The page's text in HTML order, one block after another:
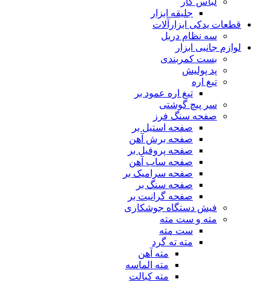
جلیقه ابزار
قطعات یدکی ابزارآلات
سه نظام دریل
لوازم جانبی ابزار
بست کمربندی
پد پولیش
تیغ اره
تیغ اره عمود بر
سر پیچ گوشتی
صفحه سنگ فرز
صفحه استیل بر
صفحه برش آهن
صفحه پروفیل بر
صفحه ساب آهن
صفحه سرامیک بر
صفحه سنگ بر
صفحه گرانیت بر
فیش دستگاه جوشکاری
مته و ست مته
ست مته
مته ته گرد
مته آهن
مته الماسه
مته کبالت